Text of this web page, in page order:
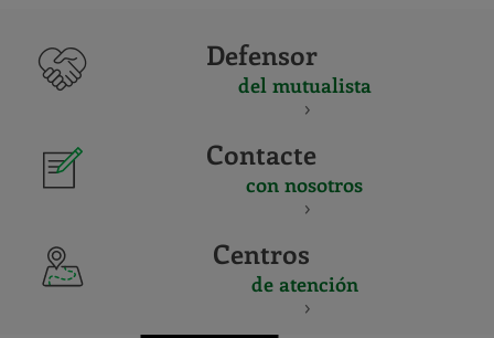
Defensor
del mutualista
Contacte
con nosotros
Centros
de atención